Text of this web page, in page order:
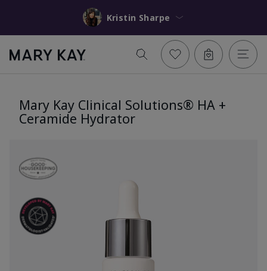
Kristin Sharpe
Mary Kay Clinical Solutions® HA +
Ceramide Hydrator